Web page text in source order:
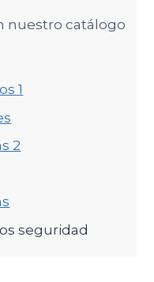
nuestro catálogo